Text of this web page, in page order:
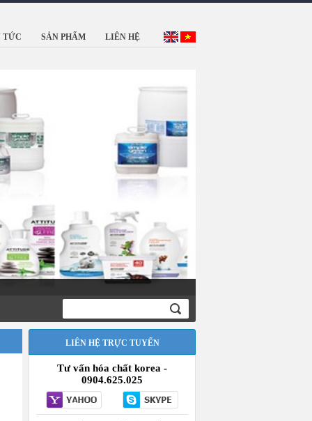
TỨC SẢN PHẨM LIÊN HỆ
LIÊN HỆ TRỰC TUYẾN
Tư vấn hóa chất korea -
0904.625.025